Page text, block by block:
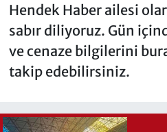
Hendek Haber ailesi
sabır diliyoruz. Gün
ve cenaze bilgilerini
takip edebilirsiniz.